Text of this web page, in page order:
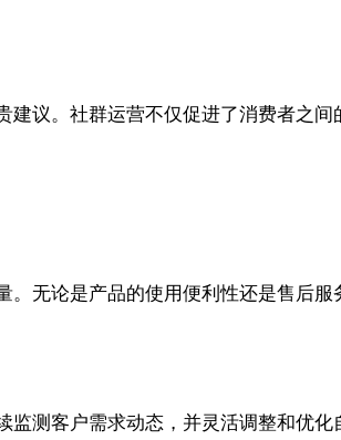
议。社群运营不仅促进了消费者之
无论是产品的使用便利性还是售后
测客户需求动态，并灵活调整和优化